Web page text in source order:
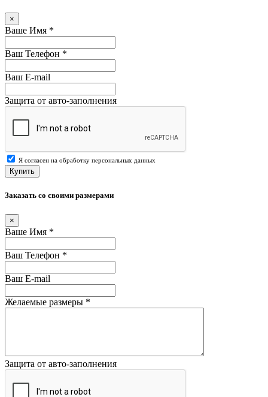
×
Ваше Имя *
Ваш Телефон *
Ваш E-mail
Защита от авто-заполнения
Я согласен на обработку персональных данных
Купить
Заказать со своими размерами
×
Ваше Имя *
Ваш Телефон *
Ваш E-mail
Желаемые размеры *
Защита от авто-заполнения